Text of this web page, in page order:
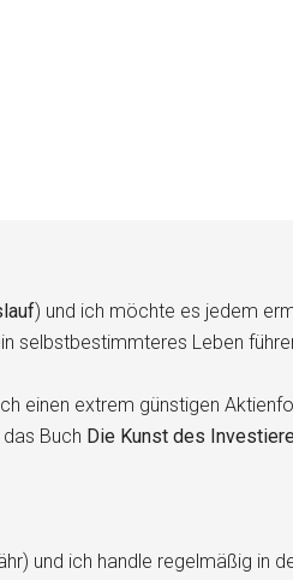
) und ich möchte es jedem
selbstbestimmteres Leben
einen extrem günstigen
Buch Die Kunst des
und ich handle regelmäßig in